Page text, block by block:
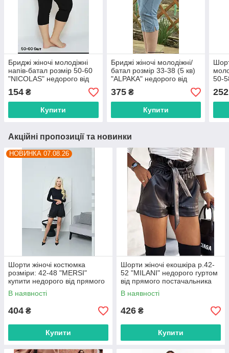
Бриджі жіночі молодіжні
напів-батал розмір 50-60
"NICOLAS" недорого від
154 ₴
Купити
Бриджі жіночі молодіжні/
батал розмір 33-38 (5 кв)
"ALPAKA" недорого від
375₴
Купити
50-
252
Акційні пропозиції та новинки
НОВИНКА 07.08.26
Шорти жіночі костюмка
розміри: 42-48 "MERSI"
купити недорого від прямого
постачальника
В наявності
404 ₴
Купити
Шорти жіночі екошкіра р.42-
52 "MILANI" недорого гуртом
від прямого постачальника
В наявності
426 ₴
Купити